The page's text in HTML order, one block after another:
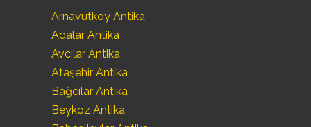
Arnavutköy Antika
Adalar Antika
Avcılar Antika
Ataşehir Antika
Bağcılar Antika
Beykoz Antika